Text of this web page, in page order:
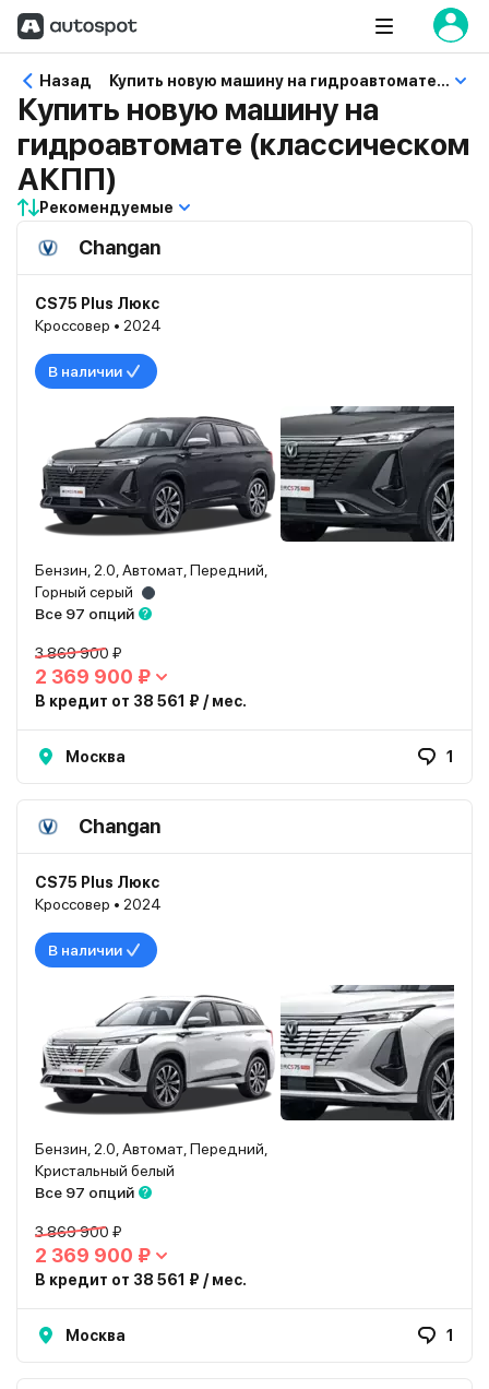
Назад Купить новую машину на гидроавтомате (классическом АКПП)
Купить новую машину на
гидроавтомате (классическом
АКПП)
Рекомендуемые
Changan
CS75 Plus Люкс
Кроссовер • 2024
В наличии
Бензин, 2.0, Автомат, Передний,
Горный серый
Все 97 опций
3 869 900 ₽
2 369 900 ₽
В кредит от 38 561 ₽ / мес.
Москва 1
Changan
CS75 Plus Люкс
Кроссовер • 2024
В наличии
Бензин, 2.0, Автомат, Передний,
Кристальный белый
Все 97 опций
3 869 900 ₽
2 369 900 ₽
В кредит от 38 561 ₽ / мес.
Москва 1